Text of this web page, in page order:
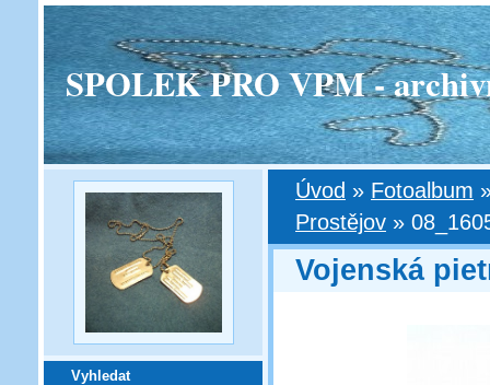
SPOLEK PRO VPM -
Vyhledat
Úvod » Fotoalbum
Prostějov »
Vojenská